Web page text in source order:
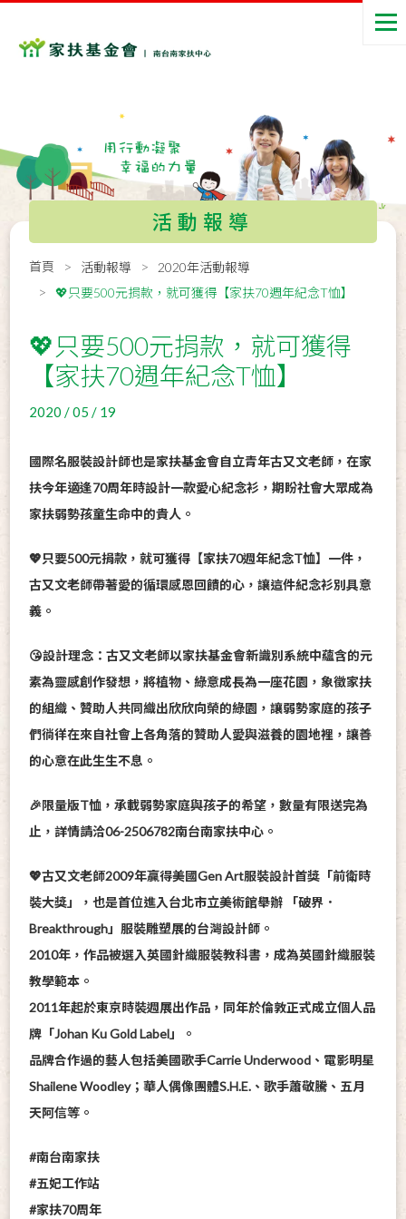
活動報導
首頁 活動報導
2020年活動報導
💖只要500元捐款，就可獲得【家扶70週年紀念T恤】
💖只要500元捐款，就可獲得
【家扶70週年紀念T恤】
2020 / 05 / 19
國際名服裝設計師也是家扶基金會自立青年古又文老師，在家
扶今年適逢70周年時設計一款愛心紀念衫，期盼社會大眾成為
家扶弱勢孩童生命中的貴人。
💖只要500元捐款，就可獲得【家扶70週年紀念T恤】一件，
古又文老師帶著愛的循環感恩回饋的心，讓這件紀念衫別具意
義。
😘設計理念：古又文老師以家扶基金會新識別系統中蘊含的元
素為靈感創作發想，將植物、綠意成長為一座花園，象徵家扶
的組織、贊助人共同織出欣欣向榮的綠園，讓弱勢家庭的孩子
們徜徉在來自社會上各角落的贊助人愛與滋養的園地裡，讓善
的心意在此生生不息。
🎉限量版T恤，承載弱勢家庭與孩子的希望，數量有限送完為
止，詳情請洽06-2506782南台南家扶中心。
💖古又文老師2009年贏得美國Gen Art服裝設計首獎「前衛時
裝大獎」，也是首位進入台北市立美術館舉辦 「破界．
Breakthrough」服裝雕塑展的台灣設計師。
2010年，作品被選入英國針織服裝教科書，成為英國針織服裝
教學範本。
2011年起於東京時裝週展出作品，同年於倫敦正式成立個人品
牌「Johan Ku Gold Label」。
品牌合作過的藝人包括美國歌手Carrie Underwood、電影明星
Shailene Woodley；華人偶像團體S.H.E.、歌手蕭敬騰、五月
天阿信等。
#南台南家扶
#五妃工作站
#家扶70周年